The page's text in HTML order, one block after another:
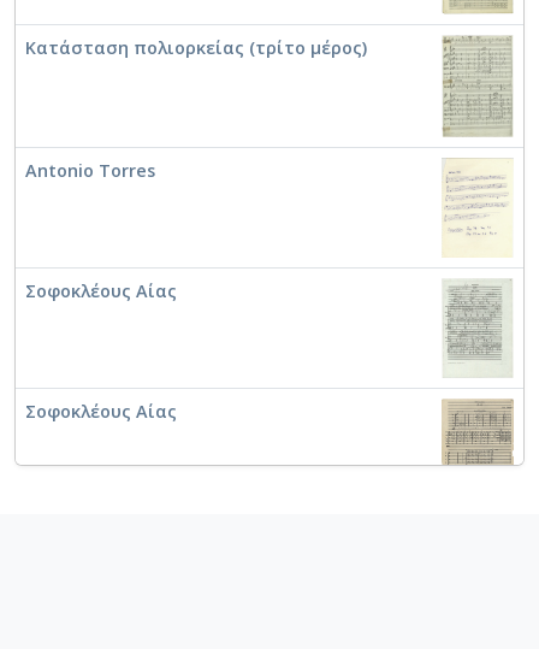
Κατάσταση πολιορκείας (τρίτο μέρος)
Antonio Torres
Σοφοκλέους Αίας
Σοφοκλέους Αίας